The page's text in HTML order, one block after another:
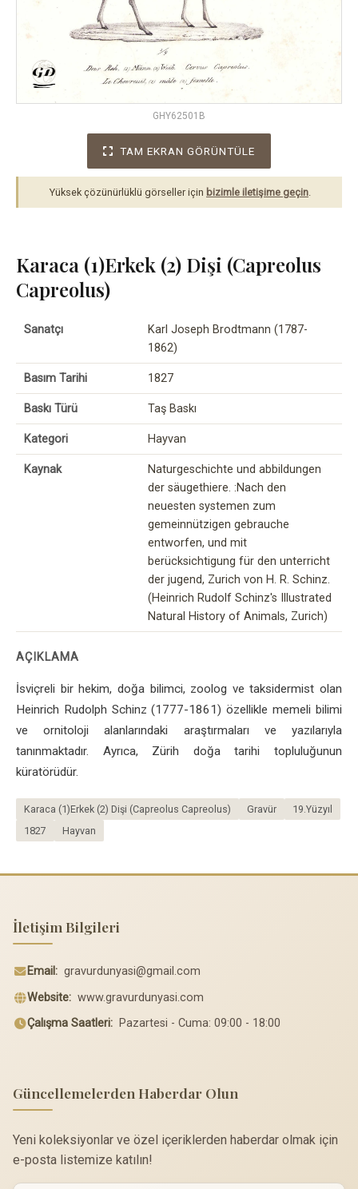
GHY62501B
TAM EKRAN GÖRÜNTÜLE
Yüksek çözünürlüklü görseller için bizimle iletişime geçin
Karaca (1)Erkek (2) Dişi (Capreolus
Capreolus)
Sanatçı
Karl Joseph Brodtmann (1787-
1862)
Basım Tarihi 1827
Baskı Türü Taş Baskı
Kategori Hayvan
Kaynak
Naturgeschichte und abbildungen
der säugethiere. :Nach den
neuesten systemen zum
gemeinnützigen gebrauche
entworfen, und mit
berücksichtigung für den unterricht
der jugend, Zurich von H. R. Schinz.
(Heinrich Rudolf Schinz's Illustrated
Natural History of Animals, Zurich)
AÇIKLAMA
İsviçreli bir hekim, doğa bilimci, zoolog ve taksidermist olan
Heinrich Rudolph Schinz (1777-1861) özellikle memeli bilimi
ve ornitoloji alanlarındaki araştırmaları ve yazılarıyla
tanınmaktadır. Ayrıca, Zürih doğa tarihi topluluğunun
küratörüdür.
Karaca (1)Erkek (2) Dişi (Capreolus Capreolus) Gravür
19.Yüzyıl
1827
Hayvan
İletişim Bilgileri
Email: gravurdunyasi@gmail.com
Website: www.gravurdunyasi.com
Çalışma Saatleri: Pazartesi - Cuma: 09:00 - 18:00
Güncellemelerden Haberdar Olun
Yeni koleksiyonlar ve özel içeriklerden haberdar olmak için
e-posta listemize katılın!